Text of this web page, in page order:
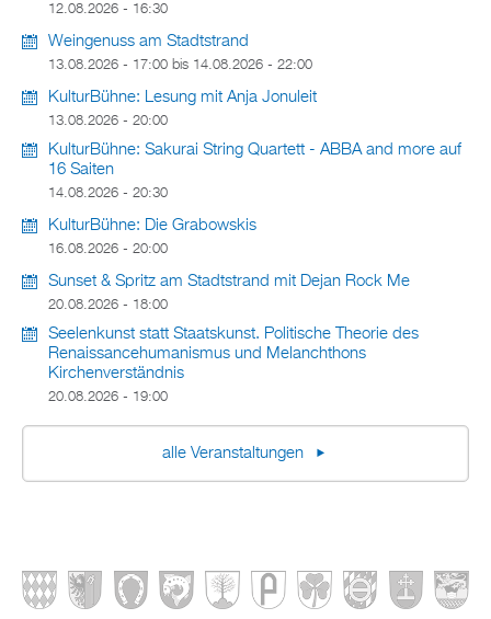
12.08.2026 - 16:30
Weingenuss am Stadtstrand
13.08.2026 - 17:00 bis 14.08.2026 - 22:00
KulturBühne: Lesung mit Anja Jonuleit
13.08.2026 - 20:00
KulturBühne: Sakurai String Quartett - ABBA and more auf
16 Saiten
14.08.2026 - 20:30
KulturBühne: Die Grabowskis
16.08.2026 - 20:00
Sunset & Spritz am Stadtstrand mit Dejan Rock Me
20.08.2026 - 18:00
Seelenkunst statt Staatskunst. Politische Theorie des
Renaissancehumanismus und Melanchthons
Kirchenverständnis
20.08.2026 - 19:00
alle Veranstaltungen